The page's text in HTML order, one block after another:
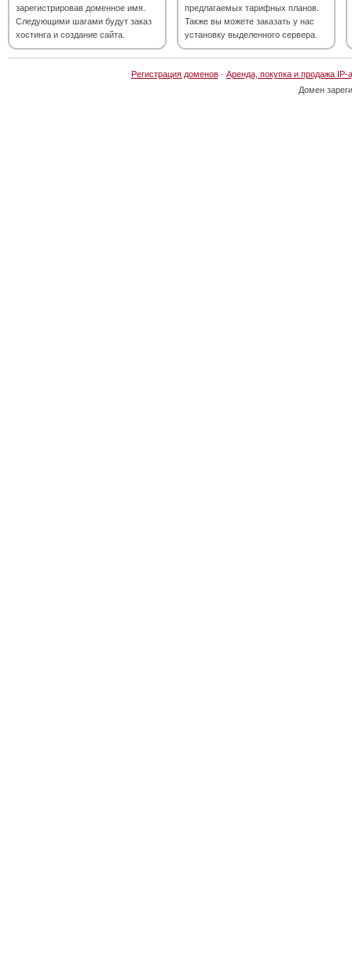
зарегистрировав доменное имя.
Следующими шагами будут заказ
хостинга и создание сайта.
предлагаемых тарифных планов.
Также вы можете заказать у нас
установку выделенного сервера.
Регистрация доменов· Аренда, покупка и продажа IP-
Домен